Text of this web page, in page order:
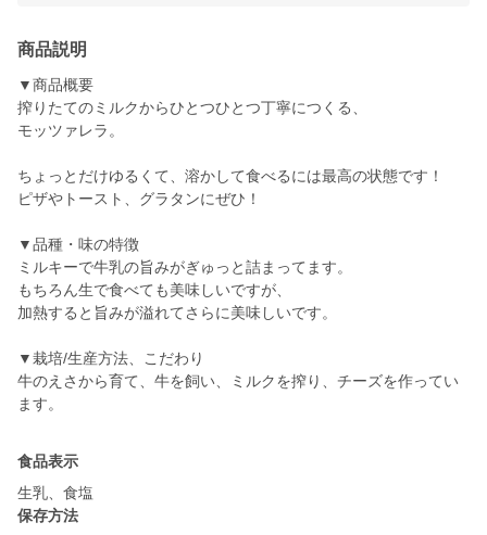
商品説明
▼商品概要
搾りたてのミルクからひとつひとつ丁寧につくる、
モッツァレラ。
ちょっとだけゆるくて、溶かして食べるには最高の状態です！
ピザやトースト、グラタンにぜひ！
▼品種・味の特徴
ミルキーで牛乳の旨みがぎゅっと詰まってます。
もちろん生で食べても美味しいですが、
加熱すると旨みが溢れてさらに美味しいです。
▼栽培/生産方法、こだわり
牛のえさから育て、牛を飼い、ミルクを搾り、チーズを作ってい
食品表示
生乳、食塩
保存方法